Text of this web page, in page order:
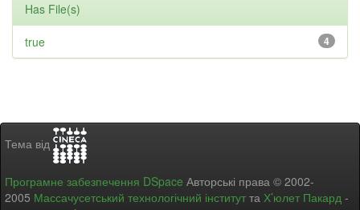
Has File(s)
4
true
Тема від
Програмне забезпечення DSpace Авторські права © 2002-
2005 Массачусетський технологічний інститут та Х’юлет Пакард -